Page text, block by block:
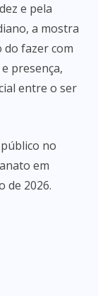
e pela
a mostra
fazer com
presença,
entre o ser
no
em
de 2026.